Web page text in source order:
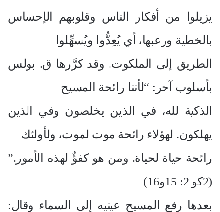
يزيلوا من أفكار الناس وقلوبهم الإحساس
بالخطية ورعبها، أي يُعِدُّوا ويُسهِّلوا
الطريق إلى الملكوت. وقد كرَّرها ق. بولس
بأسلوب آخر: “لأننا رائحة المسيح
الذكية لله، في الذين يخلصون وفي الذين
يهلكون. لهؤلاء رائحة موت لموت، ولأولئك
رائحة حياة لحياة. ومن هو كفؤٌ لهذه الأمور.”
(2كو 2:
15و16)
بعدها رفع المسيح عينيه إلى السماء وقال: